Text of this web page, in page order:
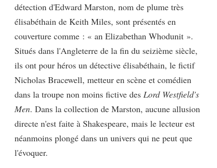
détection d'Edward Marston, nom de plume très
élisabéthain de Keith Miles, sont présentés en
couverture comme : « an Elizabethan Whodunit ».
Situés dans l'Angleterre de la fin du seizième siècle,
ils ont pour héros un détective élisabéthain, le fictif
Nicholas Bracewell, metteur en scène et comédien
dans la troupe non moins fictive des Lord Westfield's
Men. Dans la collection de Marston, aucune allusion
directe n'est faite à Shakespeare, mais le lecteur est
néanmoins plongé dans un univers qui ne peut que
l'évoquer.